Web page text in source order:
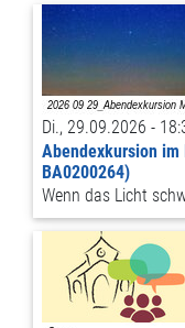
Di., 29.09.2026 -
Abendexkursion
BA0200264)
Wenn das Licht